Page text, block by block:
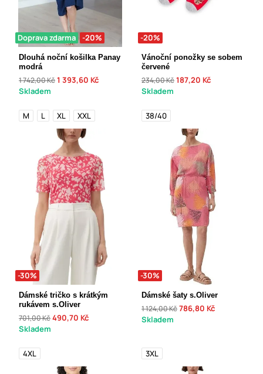
Doprava zdarma -20%
Dlouhá noční košilka Panay
modrá
1 742,00 Kč1 393,60 Kč
Skladem
M L XL XXL
-20%
Vánoční ponožky se sobem
červené
234,00 Kč187,20 Kč
Skladem
38/40
-30%
Dámské tričko s krátkým
rukávem s.Oliver
701,00 Kč490,70 Kč
Skladem
4XL
-30%
Dámské šaty s.Oliver
1 124,00 Kč786,80 Kč
Skladem
3XL